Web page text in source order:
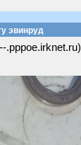
эвинруд
.pppoe.irknet.ru)